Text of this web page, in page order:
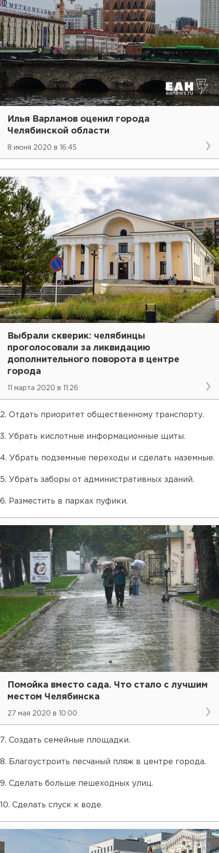
Илья Варламов оценил города
Челябинской области
8 июня 2020 в 16:45
Выбрали скверик: челябинцы
проголосовали за ликвидацию
дополнительного поворота в центре
города
11 марта 2020 в 11:26
2. Отдать приоритет общественному транспорту.
3. Убрать кислотные информационные щиты.
4. Убрать подземные переходы и сделать наземные.
5. Убрать заборы от административных зданий.
6. Разместить в парках пуфики.
Помойка вместо сада. Что стало с лучшим
местом Челябинска
27 мая 2020 в 10:00
7. Создать семейные площадки.
8. Благоустроить песчаный пляж в центре города.
9. Сделать больше пешеходных улиц.
10. Сделать спуск к воде.